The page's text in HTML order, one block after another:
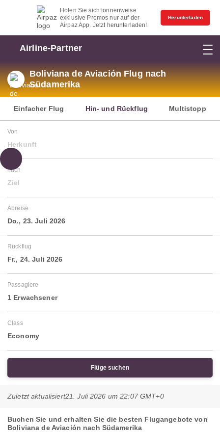
Holen Sie sich tonnenweise
exklusive Promos nur auf der
Airpaz App. Jetzt herunterladen!
Herunterladen
Airline-Partner
Boliviana de Aviación Flug nach
Südamerika
Einfacher Flug Hin- und Rückflug Multistopp
Von
Herkunft
nach
Ziel
Abreise
Do., 23. Juli 2026
Rückflug
Fr., 24. Juli 2026
Passagiere
1 Erwachsener
Class
Economy
Flüge suchen
Zuletzt aktualisiert21. Juli 2026 um 22:07 GMT+0
Buchen Sie und erhalten Sie die besten Flugangebote von
Boliviana de Aviación nach Südamerika